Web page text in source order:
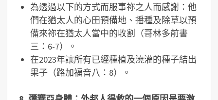
為透過以下的方式而服事祢之人而感謝：他
們在猶太人的心田預備地、播種及除草以預
備來祢在猶太人當中的收割（哥林多前書
三：6-7）。
在2023年讓所有已經種植及澆灌的種子結出
果子（路加福音八：8）。